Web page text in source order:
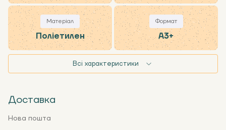
Матеріал
Поліетилен
Формат
А3+
Всі характеристики
Доставка
Нова пошта